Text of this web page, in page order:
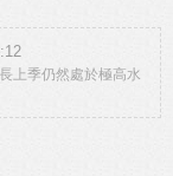
上季仍然處於極高水